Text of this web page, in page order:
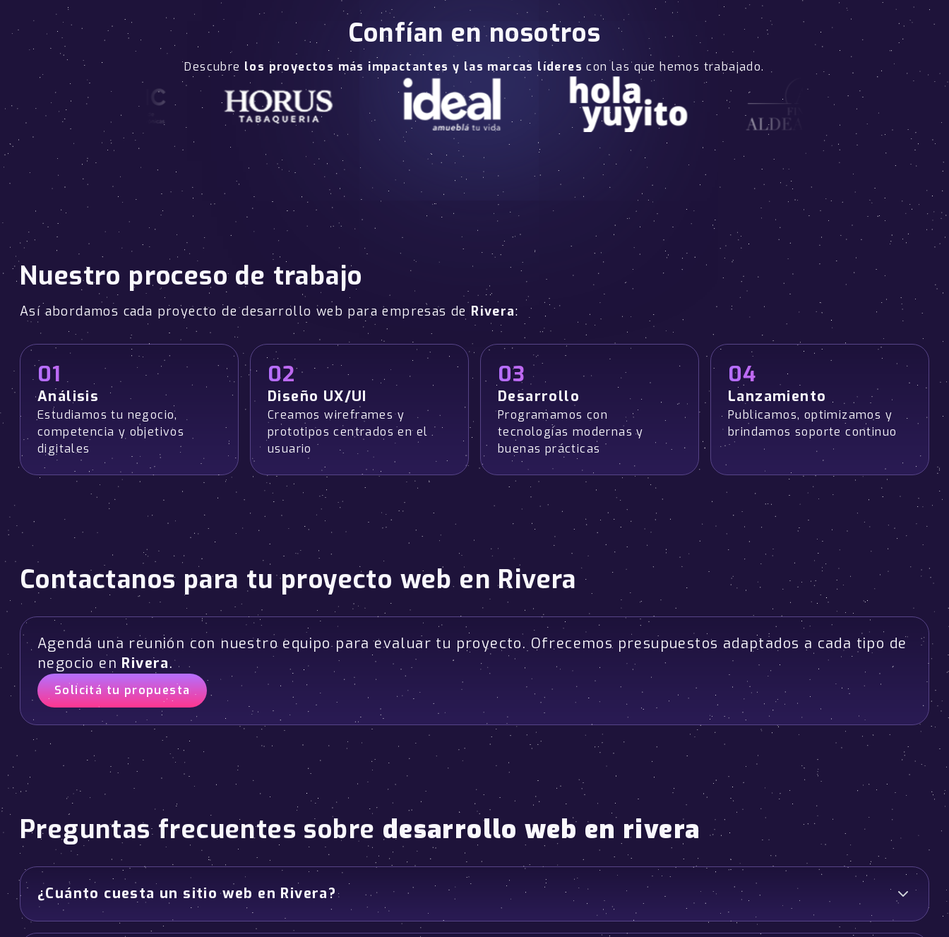
Confían en nosotros
Descubre los proyectos más impactantes y las marcas líderes con las que hemos trabajado.
Nuestro proceso de trabajo
Así abordamos cada proyecto de desarrollo web para empresas de Rivera:
01
Análisis
Estudiamos tu negocio,
competencia y objetivos
digitales
02
Diseño UX/UI
Creamos wireframes y
prototipos centrados en el
usuario
03
Desarrollo
Programamos con
tecnologías modernas y
buenas prácticas
04
Lanzamiento
Publicamos, optimizamos y
brindamos soporte continuo
Contactanos para tu proyecto web en Rivera
Agendá una reunión con nuestro equipo para evaluar tu proyecto. Ofrecemos presupuestos adaptados a cada tipo de
negocio en Rivera.
Solicitá tu propuesta
Preguntas frecuentes sobre desarrollo web en rivera
¿Cuánto cuesta un sitio web en Rivera?